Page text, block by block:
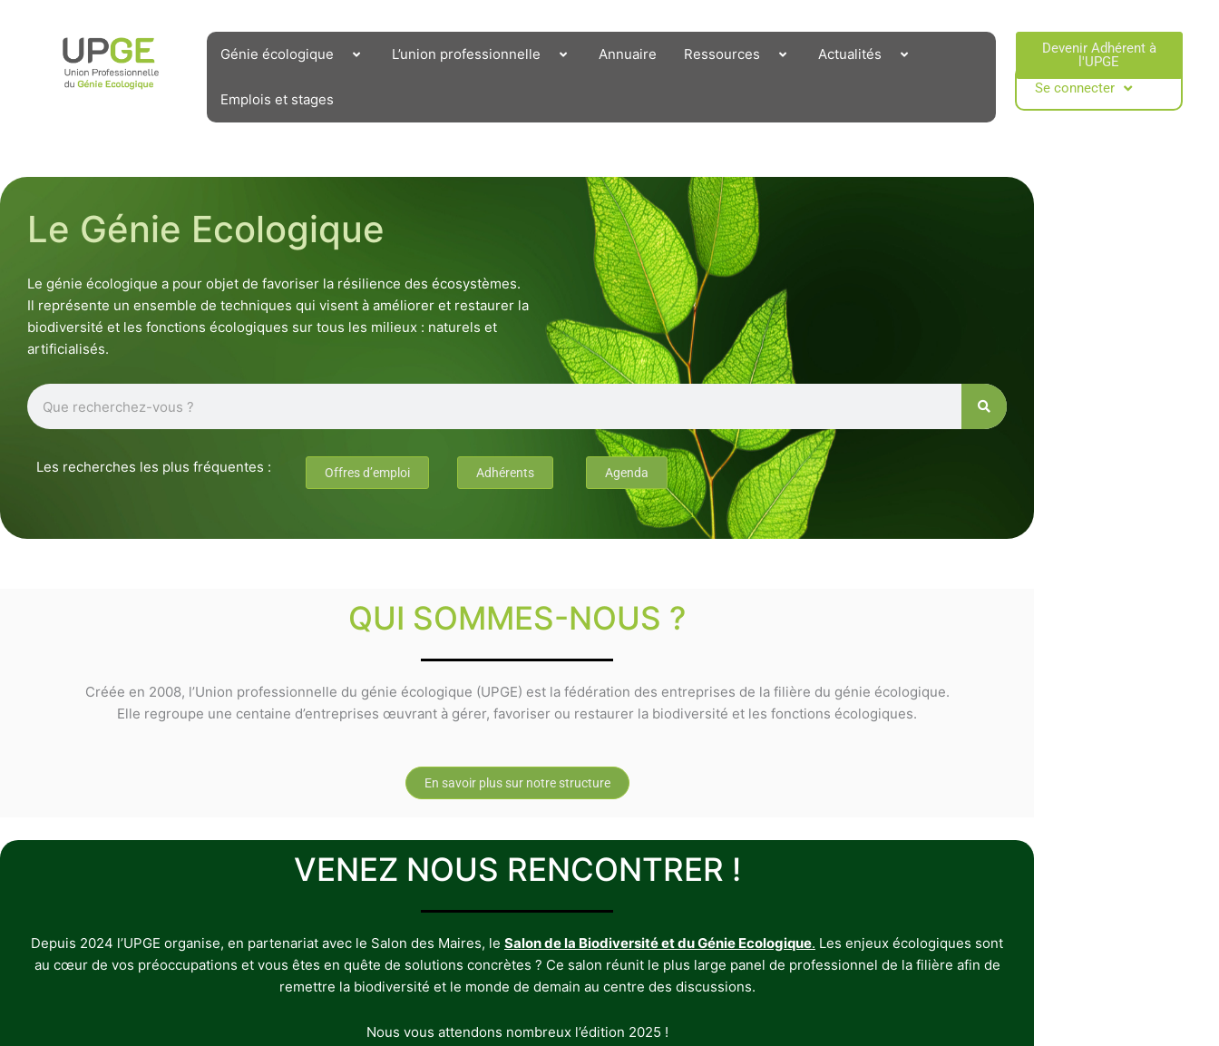
Génie écologique L’union professionnelle Annuaire Ressources Actualités
Emplois et stages
Devenir Adhérent à
l'UPGE​
Se connecter
Le Génie Ecologique
Le génie écologique a pour objet de favoriser la résilience des écosystèmes.
Il représente un ensemble de techniques qui visent à améliorer et restaurer la
biodiversité et les fonctions écologiques sur tous les milieux : naturels et
artificialisés.
Rechercher
Les recherches les plus fréquentes : Offres d’emploi Adhérents Agenda
QUI SOMMES-NOUS ?
Créée en 2008, l’Union professionnelle du génie écologique (UPGE) est la fédération des entreprises de la filière du génie écologique.
Elle regroupe une centaine d’entreprises œuvrant à gérer, favoriser ou restaurer la biodiversité et les fonctions écologiques.
En savoir plus sur notre structure
VENEZ NOUS RENCONTRER !
Depuis 2024 l’UPGE organise, en partenariat avec le Salon des Maires, le Salon de la Biodiversité et du Génie Ecologique. Les enjeux écologiques sont
au cœur de vos préoccupations et vous êtes en quête de solutions concrètes ? Ce salon réunit le plus large panel de professionnel de la filière afin de
remettre la biodiversité et le monde de demain au centre des discussions.
Nous vous attendons nombreux l’édition 2025 !